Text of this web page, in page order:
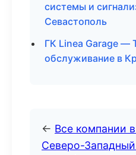
системы и
Севастополь
ГК Linea Garage —
обслуживание в
← Все компании
Северо-